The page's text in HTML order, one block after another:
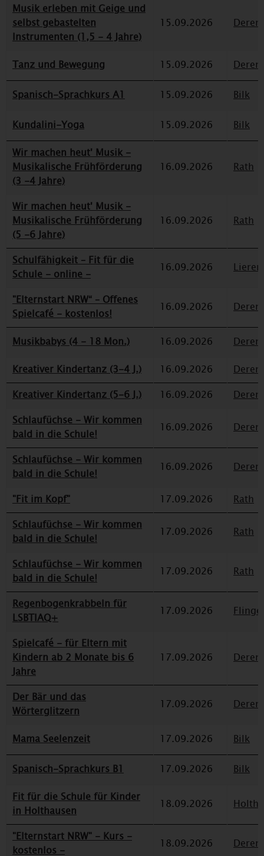
Musik erleben mit Geige und
selbst gebastelten
Instrumenten (1,5 - 4 Jahre)
15.09.2026
Tanz und Bewegung 15.09.2026
Spanisch-Sprachkurs A1 15.09.2026 Bilk
Kundalini-Yoga 15.09.2026
Bilk
Wir machen heut' Musik -
Musikalische Frühförderung
(3 -4 Jahre)
16.09.2026 Rath
Wir machen heut' Musik -
Musikalische Frühförderung
(5 -6 Jahre)
16.09.2026 Rath
Schulfähigkeit – Fit für die
Schule - online -
16.09.2026
"Elternstart NRW“ – Offenes
Spielcafé - kostenlos!
16.09.2026
Musikbabys (4 - 18 Mon.) 16.09.2026
Kreativer Kindertanz (3-4 J.)
16.09.2026
Kreativer Kindertanz (5-6 J.)
16.09.2026
Schlaufüchse - Wir kommen
bald in die Schule!
16.09.2026
Schlaufüchse - Wir kommen
bald in die Schule!
16.09.2026
"Fit im Kopf" 17.09.2026
Rath
Schlaufüchse - Wir kommen
bald in die Schule!
17.09.2026 Rath
Schlaufüchse - Wir kommen
bald in die Schule!
17.09.2026 Rath
Regenbogenkrabbeln für
LSBTIAQ+
17.09.2026
Spielcafé - für Eltern mit
Kindern ab 2 Monate bis 6
Jahre
17.09.2026
Der Bär und das
Wörterglitzern
17.09.2026
Mama Seelenzeit 17.09.2026 Bilk
Spanisch-Sprachkurs B1 17.09.2026
Bilk
Fit für die Schule für Kinder
in Holthausen
18.09.2026
"Elternstart NRW" - Kurs -
kostenlos -
18.09.2026